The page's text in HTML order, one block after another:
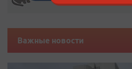
Важные новости